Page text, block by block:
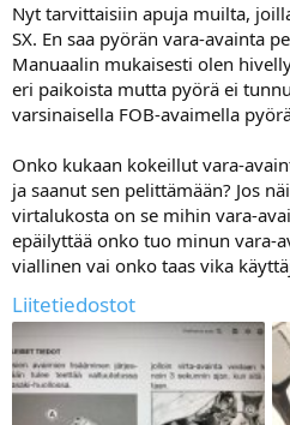
Nyt tarvittaisiin apuja muilta,
SX. En saa pyörän vara-avainta
Manuaalin mukaisesti olen
eri paikoista mutta pyörä ei
varsinaisella FOB-avaimella
Onko kukaan kokeillut vara-
ja saanut sen pelittämään? Jos
virtalukosta on se mihin vara-
epäilyttää onko tuo minun vara-
viallinen vai onko taas vika
Liitetiedostot